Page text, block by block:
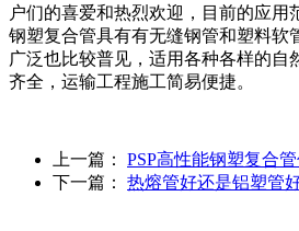
户们的喜爱和热烈欢迎，目前的应用
钢塑复合管具有有无缝钢管和塑料软
广泛也比较普见，适用各种各样的自
齐全，运输工程施工简易便捷。
上一篇： PSP高性能钢塑复合
下一篇： 热熔管好还是铝塑管